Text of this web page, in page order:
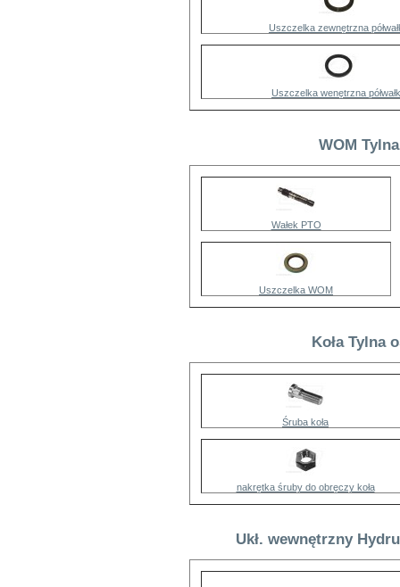
Uszczelka zewnętrzna
Uszczelka wenętrzna
WOM
Wałek PTO
Uszczelka WOM
Koła Tylna
Śruba koła
nakrętka śruby do obręczy koła
Ukł. wewnętrzny